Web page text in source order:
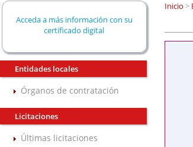
Acceda a más información con su
certificado digital
Entidades locales
Órganos de contratación
Licitaciones
Últimas licitaciones
Inicio >